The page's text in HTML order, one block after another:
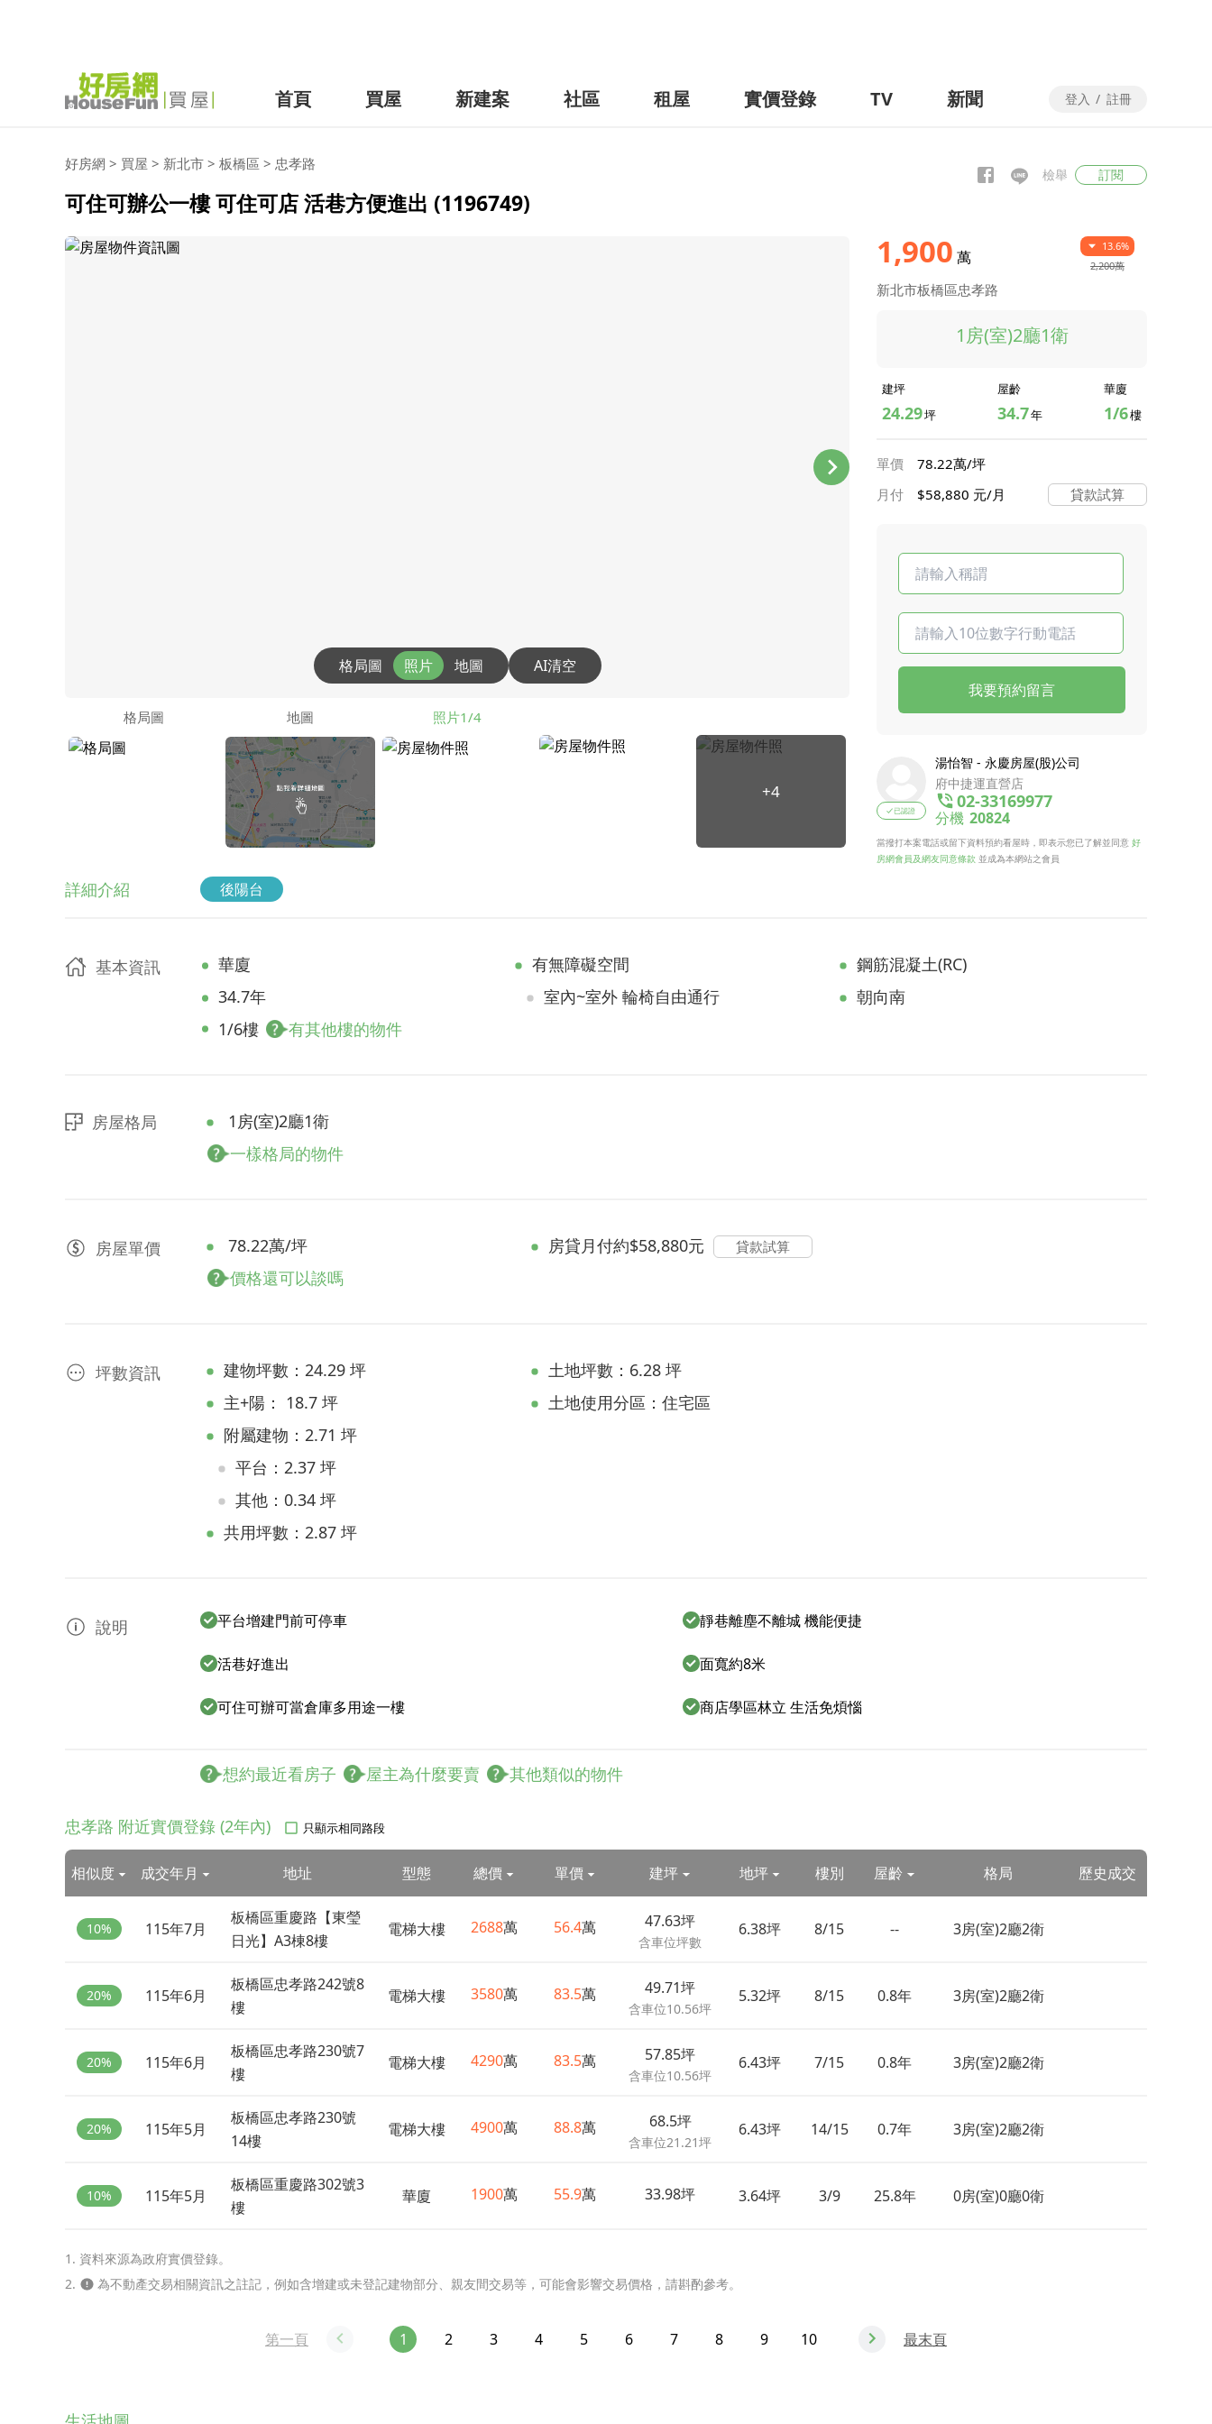
首頁 買屋 新建案 社區 租屋 實價登錄 TV 新聞 登入 / 註冊
好房網 > 買屋 > 新北市 > 板橋區 > 忠孝路
檢舉 訂閱
可住可辦公一樓 可住可店 活巷方便進出 (1196749)
格局圖 照片 地圖 AI清空
格局圖 地圖 照片1/4
+4
1,900 萬
13.6%
2,200萬
新北市板橋區忠孝路
1房(室)2廳1衛
建坪
24.29坪
屋齡
34.7年
華廈
1/6樓
單價
78.22萬/坪
月付
$58,880 元/月 貸款試算
我要預約留言
已認證
湯怡智 - 永慶房屋(股)公司
府中捷運直營店
02-33169977
分機 20824
當撥打本案電話或留下資料預約看屋時，即表示您已了解並同意 好
房網會員及網友同意條款 並成為本網站之會員
詳細介紹 後陽台
基本資訊
華廈
34.7年
1/6樓
有其他樓的物件
有無障礙空間
室內~室外 輪椅自由通行
鋼筋混凝土(RC)
朝向南
房屋格局
1房(室)2廳1衛
一樣格局的物件
房屋單價
78.22萬/坪
價格還可以談嗎
房貸月付約$58,880元 貸款試算
坪數資訊
建物坪數：24.29 坪
主+陽： 18.7 坪
附屬建物：2.71 坪
平台：2.37 坪
其他：0.34 坪
共用坪數：2.87 坪
土地坪數：6.28 坪
土地使用分區：住宅區
說明 平台增建門前可停車 靜巷離塵不離城 機能便捷
活巷好進出 面寬約8米
可住可辦可當倉庫多用途一樓 商店學區林立 生活免煩惱
想約最近看房子 屋主為什麼要賣 其他類似的物件
忠孝路 附近實價登錄 (2年內) 只顯示相同路段
相似度 成交年月 地址 型態 總價 單價 建坪 地坪 樓別 屋齡 格局 歷史成交
10% 115年7月
板橋區重慶路【東瑩
日光】A3棟8樓
電梯大樓 2688萬 56.4萬 47.63坪
含車位坪數
6.38坪 8/15 -- 3房(室)2廳2衛
20% 115年6月
板橋區忠孝路242號8
樓
電梯大樓 3580萬 83.5萬 49.71坪
含車位10.56坪
5.32坪 8/15 0.8年 3房(室)2廳2衛
20% 115年6月
板橋區忠孝路230號7
樓
電梯大樓 4290萬 83.5萬 57.85坪
含車位10.56坪
6.43坪 7/15 0.8年 3房(室)2廳2衛
20% 115年5月
板橋區忠孝路230號
14樓
電梯大樓 4900萬 88.8萬 68.5坪
含車位21.21坪
6.43坪 14/15 0.7年 3房(室)2廳2衛
10% 115年5月
板橋區重慶路302號3
樓
華廈 1900萬 55.9萬 33.98坪 3.64坪 3/9 25.8年 0房(室)0廳0衛
1. 資料來源為政府實價登錄。
2.
為不動產交易相關資訊之註記，例如含增建或未登記建物部分、親友間交易等，可能會影響交易價格，請斟酌參考。
第一頁 1 2 3 4 5 6 7 8 9 10 最末頁